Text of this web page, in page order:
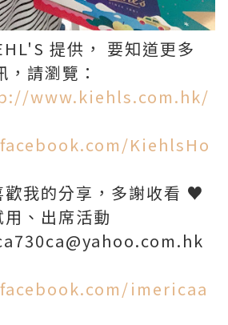
提供， 要知道更多
請瀏覽：
www.kiehls.com.hk/
KiehlsHo
歡我的分享，多謝收看 ♥
、出席活動
imericaa